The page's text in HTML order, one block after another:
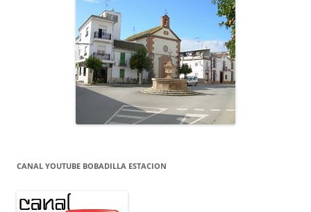
CANAL YOUTUBE BOBADILLA ESTACION